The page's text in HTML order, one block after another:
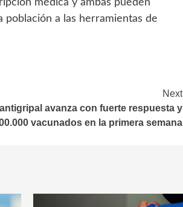
médica y ambas pueden
población a las herramientas de
Next
avanza con fuerte respuesta y
vacunados en la primera semana